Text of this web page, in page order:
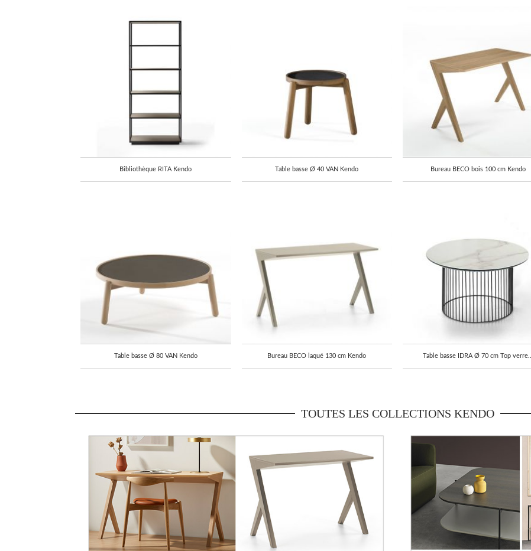
Bibliothèque RITA Kendo Table basse Ø 40 VAN Kendo Bureau BECO bois 100 cm Kendo
Table basse Ø 80 VAN Kendo Bureau BECO laqué 130 cm Kendo Table basse IDRA Ø 70 cm Top verre...
TOUTES LES COLLECTIONS KENDO